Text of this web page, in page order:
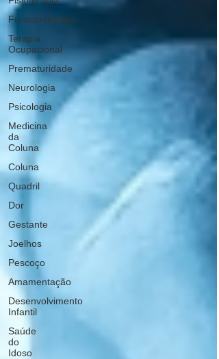
Fonoaudiologia
Terapia
Ocupacional
Prematuridade
Neurologia
Psicologia
Medicina
da
Coluna
Coluna
Quadril
Dor
Gestante
Joelhos
Pescoço
Amamentação
Desenvolvimento
Infantil
Saúde
do
Idoso